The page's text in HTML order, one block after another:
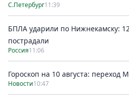
С.Петербург11:39
БПЛА ударили по Нижнекамску:
пострадали
Россия11:06
Гороскоп на 10 августа: переход
Новости10:47